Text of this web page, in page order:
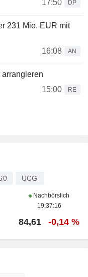
17:50 DP
231 Mio. EUR mit
16:08
AN
15:00
RE
UCG
Nachbörslich
19:37:16
84,61 -0,14 %